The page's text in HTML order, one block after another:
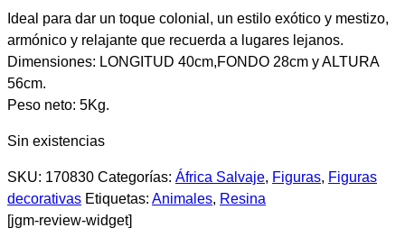
Ideal para dar un toque colonial, un estilo exótico y mestizo,
armónico y relajante que recuerda a lugares lejanos.
Dimensiones: LONGITUD 40cm,FONDO 28cm y ALTURA
56cm.
Peso neto: 5Kg.
Sin existencias
SKU: 170830 Categorías: África Salvaje, Figuras, Figuras
decorativas Etiquetas: Animales, Resina
[jgm-review-widget]